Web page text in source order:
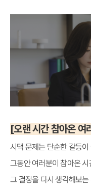
[오랜 시간 참아온 여
시댁 문제는 단순한 갈등이
그동안 여러분이 참아온
그 결정을 다시 생각해보